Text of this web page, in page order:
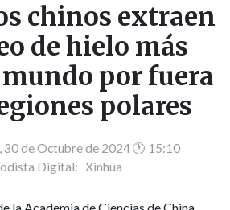
chinos extraen
de hielo más
por fuera
polares
de Octubre de 2024 🕐 15:10
Digital: Xinhua
la Academia de Ciencias de China